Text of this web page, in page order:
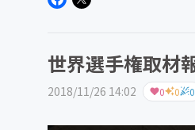
世界選手権取材
2018/11/26 14:02 0 0 0